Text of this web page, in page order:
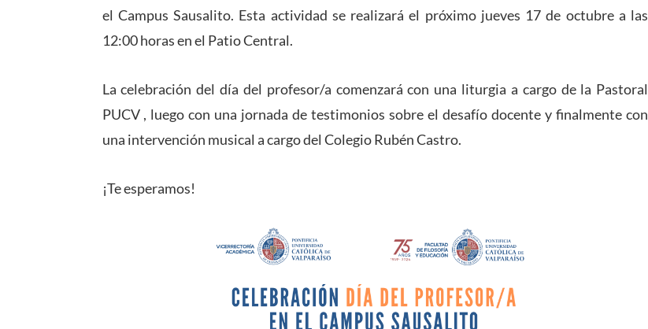
el Campus Sausalito. Esta actividad se realizará el próximo jueves 17 de octubre a las
12:00 horas en el Patio Central.
La celebración del día del profesor/a comenzará con una liturgia a cargo de la Pastoral
PUCV , luego con una jornada de testimonios sobre el desafío docente y finalmente con
una intervención musical a cargo del Colegio Rubén Castro.
¡Te esperamos!